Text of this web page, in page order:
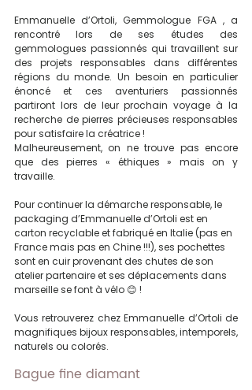
Emmanuelle d’Ortoli, Gemmologue FGA , a
rencontré lors de ses études des
gemmologues passionnés qui travaillent sur
des projets responsables dans différentes
régions du monde. Un besoin en particulier
énoncé et ces aventuriers passionnés
partiront lors de leur prochain voyage à la
recherche de pierres précieuses responsables
pour satisfaire la créatrice !
Malheureusement, on ne trouve pas encore
que des pierres « éthiques » mais on y
travaille.
Pour continuer la démarche responsable, le
packaging d’Emmanuelle d’Ortoli est en
carton recyclable et fabriqué en Italie (pas en
France mais pas en Chine !!!), ses pochettes
sont en cuir provenant des chutes de son
atelier partenaire et ses déplacements dans
marseille se font à vélo 😊 !
Vous retrouverez chez Emmanuelle d’Ortoli de
magnifiques bijoux responsables, intemporels,
naturels ou colorés.
Bague fine diamant